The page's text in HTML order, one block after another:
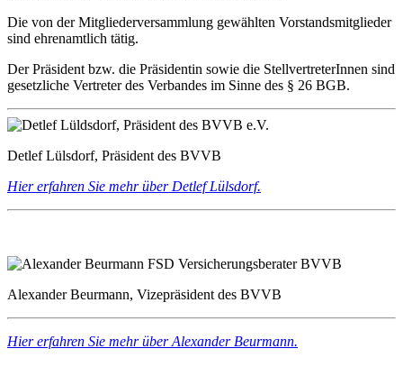
Die von der Mitgliederversammlung gewählten Vorstandsmitglieder
sind ehrenamtlich tätig.
Der Präsident bzw. die Präsidentin sowie die StellvertreterInnen sind
gesetzliche Vertreter des Verbandes im Sinne des § 26 BGB.
Detlef Lülsdorf, Präsident des BVVB
Hier erfahren Sie mehr über Detlef Lülsdorf.
Alexander Beurmann, Vizepräsident des BVVB
Hier erfahren Sie mehr über Alexander Beurmann.